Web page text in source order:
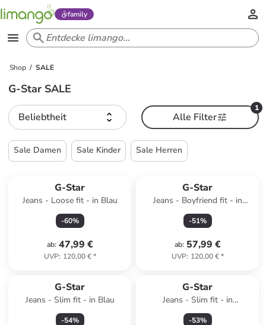
family
Shop SALE
G-Star SALE
Beliebtheit
1
Alle Filter
Sale Damen Sale Kinder Sale Herren
G-Star
Jeans - Loose fit - in Blau
-60%
ab: 47,99 €
UVP: 120,00 €*
G-Star
Jeans - Boyfriend fit - in
Anthrazit
-51%
ab: 57,99 €
UVP: 120,00 €*
G-Star
Jeans - Slim fit - in Blau
-54%
G-Star
Jeans - Slim fit - in
Dunkelblau
-53%